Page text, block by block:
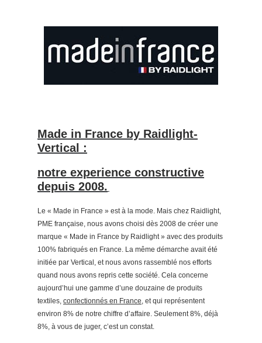
Made in France by Raidlight-
Vertical :
notre experience constructive
depuis 2008.
Le « Made in France » est à la mode. Mais chez Raidlight,
PME française, nous avons choisi dès 2008 de créer une
marque « Made in France by Raidlight » avec des produits
100% fabriqués en France. La même démarche avait été
initiée par Vertical, et nous avons rassemblé nos efforts
quand nous avons repris cette société. Cela concerne
aujourd’hui une gamme d’une douzaine de produits
textiles, confectionnés en France, et qui représentent
environ 8% de notre chiffre d’affaire. Seulement 8%, déjà
8%, à vous de juger, c’est un constat.